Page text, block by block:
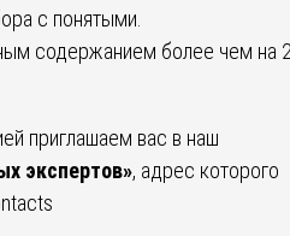
с понятыми.
содержанием более чем на
приглашаем вас в наш
экспертов», адрес которого